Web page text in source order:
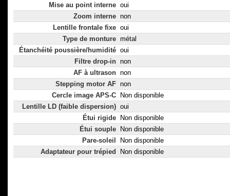
Mise au point interne oui
Zoom interne non
Lentille frontale fixe oui
Type de monture métal
Étanchéité poussière/humidité oui
Filtre drop-in non
AF à ultrason non
Stepping motor AF non
Cercle image APS-C
Non disponible
Lentille LD (faible dispersion) oui
Étui rigide
Non disponible
Étui souple
Non disponible
Pare-soleil
Non disponible
Adaptateur pour trépied
Non disponible